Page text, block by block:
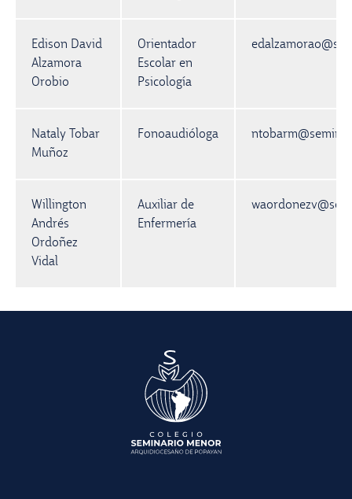
Edison David
Alzamora
Orobio
Orientador
Escolar en
Psicología
Nataly Tobar
Muñoz
Fonoaudióloga
Willington
Andrés
Ordoñez
Vidal
Auxiliar de
Enfermería